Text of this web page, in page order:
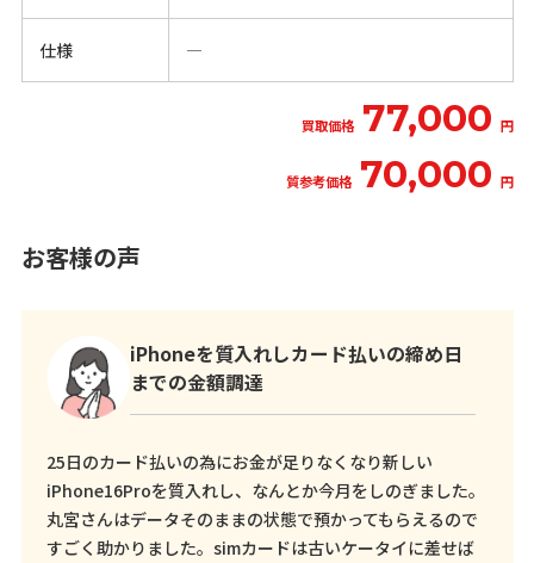
仕様 ―
買取価格 77,000 円
質参考価格 70,000 円
お客様の声
iPhoneを質入れしカード払いの締め日
までの金額調達
25日のカード払いの為にお金が足りなくなり新しい
iPhone16Proを質入れし、なんとか今月をしのぎました。
丸宮さんはデータそのままの状態で預かってもらえるので
すごく助かりました。simカードは古いケータイに差せば